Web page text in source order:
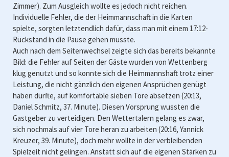
Zimmer). Zum Ausgleich wollte es jedoch nicht reichen.
Individuelle Fehler, die der Heimmannschaft in die Karten
spielte, sorgten letztendlich dafür, dass man mit einem 17:12-
Rückstand in die Pause gehen musste.
Auch nach dem Seitenwechsel zeigte sich das bereits bekannte
Bild: die Fehler auf Seiten der Gäste wurden von Wettenberg
klug genutzt und so konnte sich die Heimmannshaft trotz einer
Leistung, die nicht gänzlich den eigenen Ansprüchen genügt
haben dürfte, auf komfortable sieben Tore absetzen (20:13,
Daniel Schmitz, 37. Minute). Diesen Vorsprung wussten die
Gastgeber zu verteidigen. Den Wettertalern gelang es zwar,
sich nochmals auf vier Tore heran zu arbeiten (20:16, Yannick
Kreuzer, 39. Minute), doch mehr wollte in der verbleibenden
Spielzeit nicht gelingen. Anstatt sich auf die eigenen Stärken zu